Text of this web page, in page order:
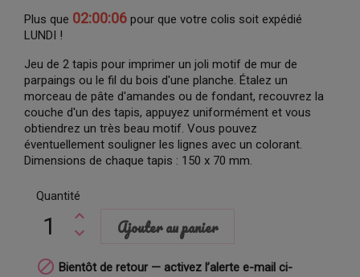
Plus que 02:00:05 pour que votre colis soit expédié
LUNDI !
Jeu de 2 tapis pour imprimer un joli motif de mur de
parpaings ou le fil du bois d'une planche. Étalez un
morceau de pâte d'amandes ou de fondant, recouvrez la
couche d'un des tapis, appuyez uniformément et vous
obtiendrez un très beau motif. Vous pouvez
éventuellement souligner les lignes avec un colorant.
Dimensions de chaque tapis : 150 x 70 mm.
Quantité
Ajouter au panier
 Bientôt de retour — activez l’alerte e-mail ci-